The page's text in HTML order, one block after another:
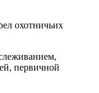
охотничьих
первичной